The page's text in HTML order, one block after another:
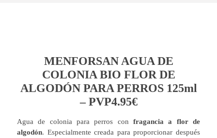
MENFORSAN AGUA DE
COLONIA BIO FLOR DE
ALGODÓN PARA PERROS 125ml
– PVP4.95€
Agua de colonia para perros con fragancia a flor de
algodón. Especialmente creada para proporcionar después